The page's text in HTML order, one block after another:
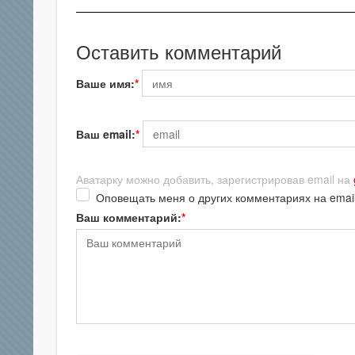
Оставить комментарий
Ваше имя:
Ваш email:
Аватарку можно добавить, зарегистрировав email на
Оповещать меня о других комментариях на email
Ваш комментарий: